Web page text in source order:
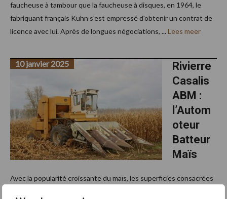
faucheuse à tambour que la faucheuse à disques, en 1964, le
fabriquant français Kuhn s'est empressé d'obtenir un contrat de
licence avec lui. Après de longues négociations, ... Lees meer
Rivierre
Casalis
ABM :
l’Autom
oteur
Batteur
Maïs
10 janvier 2025
Avec la popularité croissante du maïs, les superficies consacrées